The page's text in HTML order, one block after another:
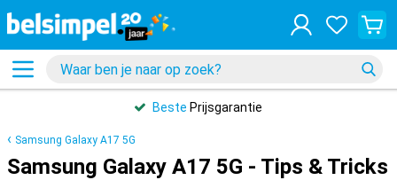
Beste Prijsgarantie
Samsung Galaxy A17 5G
Samsung Galaxy A17 5G - Tips & Tricks